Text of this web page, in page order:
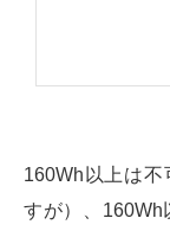
160Wh以上は
すが）、